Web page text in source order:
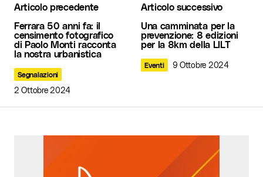
Il tuo indirizzo email non sarà pubblicato. I
campi obbligatori sono contrassegnati*
Commento*
Your E-mail *
Articolo precedente
Ferrara 50 anni fa: il
censimento fotografico
di Paolo Monti racconta
la nostra urbanistica
Segnalazioni
2 Ottobre 2024
Articolo successivo
Una camminata per la
prevenzione: 8 edizioni
per la 8km della LILT
Eventi 9 Ottobre 2024